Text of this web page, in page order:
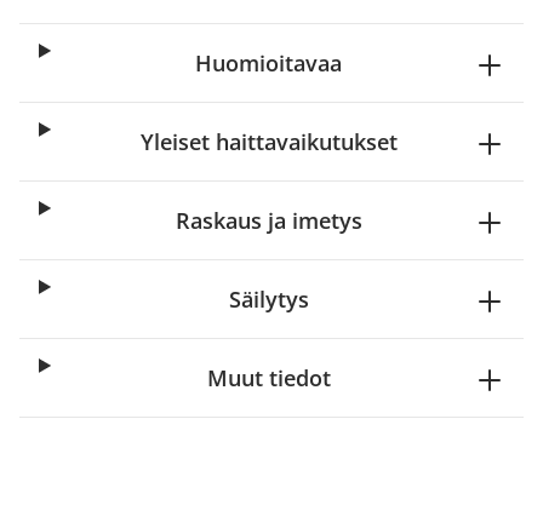
Huomioitavaa
Yleiset haittavaikutukset
Raskaus ja imetys
Säilytys
Muut tiedot